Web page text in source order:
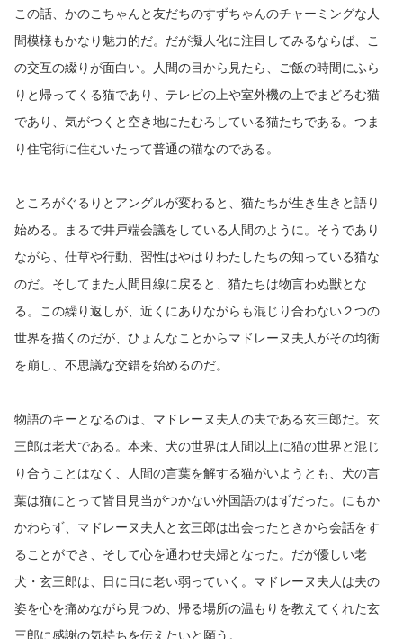
この話、かのこちゃんと友だちのすずちゃんのチャーミングな人
間模様もかなり魅力的だ。だが擬人化に注目してみるならば、こ
の交互の綴りが面白い。人間の目から見たら、ご飯の時間にふら
りと帰ってくる猫であり、テレビの上や室外機の上でまどろむ猫
であり、気がつくと空き地にたむろしている猫たちである。つま
り住宅街に住むいたって普通の猫なのである。
ところがぐるりとアングルが変わると、猫たちが生き生きと語り
始める。まるで井戸端会議をしている人間のように。そうであり
ながら、仕草や行動、習性はやはりわたしたちの知っている猫な
のだ。そしてまた人間目線に戻ると、猫たちは物言わぬ獣とな
る。この繰り返しが、近くにありながらも混じり合わない２つの
世界を描くのだが、ひょんなことからマドレーヌ夫人がその均衡
を崩し、不思議な交錯を始めるのだ。
物語のキーとなるのは、マドレーヌ夫人の夫である玄三郎だ。玄
三郎は老犬である。本来、犬の世界は人間以上に猫の世界と混じ
り合うことはなく、人間の言葉を解する猫がいようとも、犬の言
葉は猫にとって皆目見当がつかない外国語のはずだった。にもか
かわらず、マドレーヌ夫人と玄三郎は出会ったときから会話をす
ることができ、そして心を通わせ夫婦となった。だが優しい老
犬・玄三郎は、日に日に老い弱っていく。マドレーヌ夫人は夫の
姿を心を痛めながら見つめ、帰る場所の温もりを教えてくれた玄
三郎に感謝の気持ちを伝えたいと願う。